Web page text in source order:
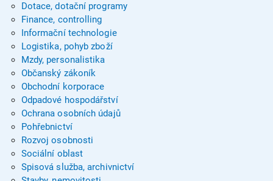
Dotace, dotační programy
Finance, controlling
Informační technologie
Logistika, pohyb zboží
Mzdy, personalistika
Občanský zákoník
Obchodní korporace
Odpadové hospodářství
Ochrana osobních údajů
Pohřebnictví
Rozvoj osobnosti
Sociální oblast
Spisová služba, archivnictví